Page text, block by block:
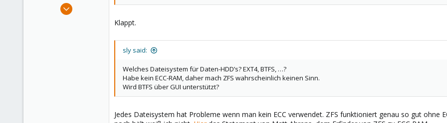
Feb 21, 2015
Klappt.
sly said:
Welches Dateisystem für Daten-HDD’s? EXT4, BTFS, …?
Habe kein ECC-RAM, daher mach ZFS wahrscheinlich keinen Sinn.
Wird BTFS über GUI unterstützt?
Jedes Dateisystem hat Probleme wenn man kein ECC verwendet. ZFS funktioniert genau so gut ohne